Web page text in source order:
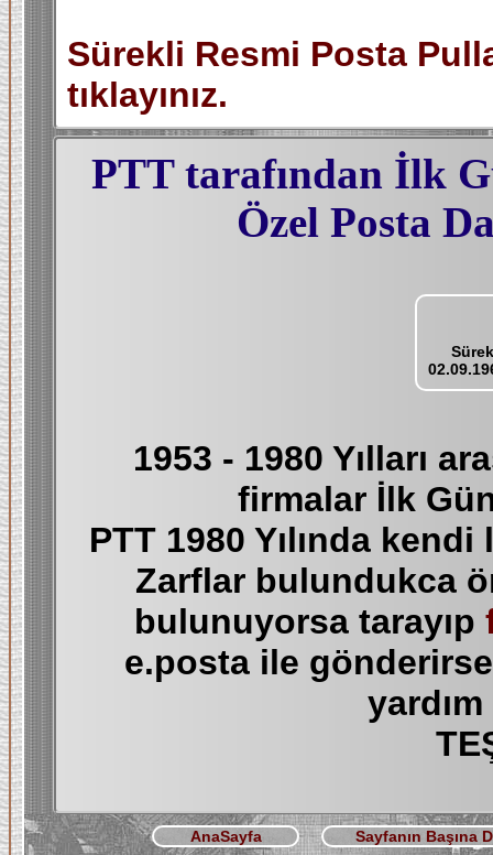
Sürekli Resmi Posta
tıklayınız.
PTT tarafından İlk
Özel Posta
1953 - 1980 Yılları
firmalar İlk Gün
PTT 1980 Yılında
Zarflar bulundukca
bulunuyorsa tarayıp
e.posta ile
AnaSayfa Sayfanın Başına